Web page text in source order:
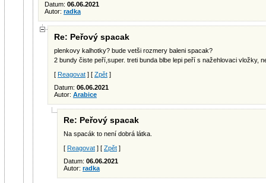
Datum: 06.06.2021
Autor: radka
Re: Peřový spacak
plenkovy kalhotky? bude vetši rozmery baleni spacak?
2 bundy čiste peří,super. treti bunda blbe lepi peří s nažehlovaci vložky,
[ Reagovat ] [ Zpět ]
Datum: 06.06.2021
Autor: Arabice
Re: Peřový spacak
Na spacák to není dobrá látka.
[ Reagovat ] [ Zpět ]
Datum: 06.06.2021
Autor: radka